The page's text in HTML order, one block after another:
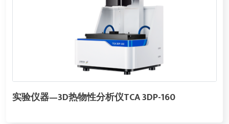
实验仪器—3D热物性分析仪TCA 3DP-160